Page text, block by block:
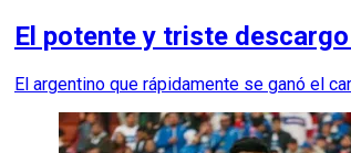
El potente y triste
El argentino que rápidamente se ganó el